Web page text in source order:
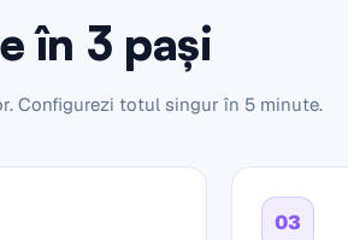
în 3 pași
Configurezi totul singur în 5 minute.
03